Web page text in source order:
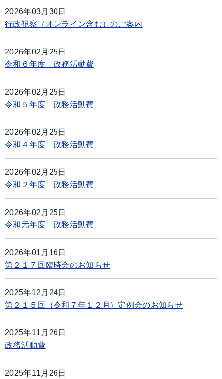
2026年03月30日
行政視察（オンライン含む）のご案内
2026年02月25日
令和６年度 政務活動費
2026年02月25日
令和５年度 政務活動費
2026年02月25日
令和４年度 政務活動費
2026年02月25日
令和２年度 政務活動費
2026年02月25日
令和元年度 政務活動費
2026年01月16日
第２１７回臨時会のお知らせ
2025年12月24日
第２１５回（令和７年１２月）定例会のお知らせ
2025年11月26日
政務活動費
2025年11月26日